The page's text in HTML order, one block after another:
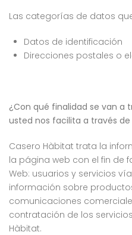
Las categorías de datos
Datos de identificación
Direcciones postales o
¿Con qué finalidad se van a
usted nos facilita a través de
Casero Hàbitat trata la
la página web con el fin de
Web: usuarios y servicios
información sobre
comunicaciones
contratación de los
Hàbitat.